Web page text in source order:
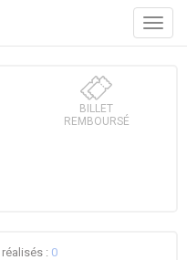
Menu
BILLET
REMBOURSÉ
: 0